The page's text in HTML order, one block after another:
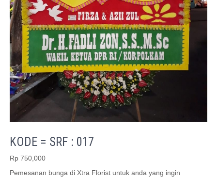
KODE = SRF : 017
Rp 750,000
Pemesanan bunga di Xtra Florist untuk anda yang ingin